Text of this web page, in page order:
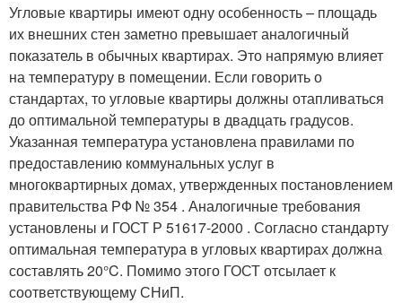
Угловые квартиры имеют одну особенность – площадь
их внешних стен заметно превышает аналогичный
показатель в обычных квартирах. Это напрямую влияет
на температуру в помещении. Если говорить о
стандартах, то угловые квартиры должны отапливаться
до оптимальной температуры в двадцать градусов.
Указанная температура установлена правилами по
предоставлению коммунальных услуг в
многоквартирных домах, утвержденных постановлением
правительства РФ № 354 . Аналогичные требования
установлены и ГОСТ Р 51617-2000 . Согласно стандарту
оптимальная температура в угловых квартирах должна
составлять 20°C. Помимо этого ГОСТ отсылает к
соответствующему СНиП.